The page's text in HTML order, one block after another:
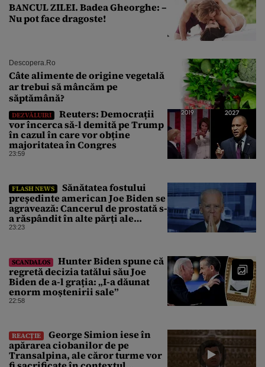
BANCUL ZILEI. Badea Gheorghe: –
Nu pot face dragoste!
Descopera.ro
Câte alimente de origine vegetală
ar trebui să mâncăm pe
săptămână?
DEZVĂLUIRI
Reuters: Democrații
vor încerca să-l demită pe Trump
în cazul în care vor obține
majoritatea în Congres
23:59
FLASH NEWS
Sănătatea fostului
președinte american Joe Biden se
agravează: Cancerul de prostată s-
a răspândit în alte părți ale
corpului
23:23
SCANDALOS
Hunter Biden spune că
regretă decizia tatălui său Joe
Biden de a-l grația: „I-a dăunat
enorm moștenirii sale”
22:58
REACȚIE
George Simion iese în
apărarea ciobanilor de pe
Transalpina, ale căror turme vor